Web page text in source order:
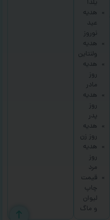
یلدا
هدیه
عید
نوروز
هدیه
ولنتاین
هدیه
روز
مادر
هدیه
روز
پدر
هدیه
روز زن
هدیه
روز
مرد
قیمت
چاپ
لیوان
و ماگ